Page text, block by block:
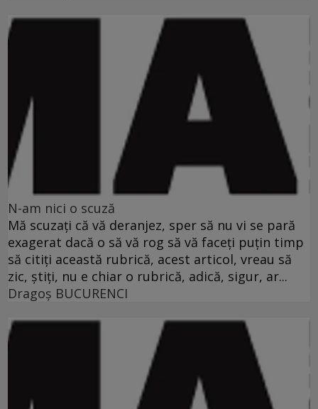
N-am nici o scuză
Mă scuzaţi că vă deranjez, sper să nu vi se pară
exagerat dacă o să vă rog să vă faceţi puţin timp
să citiţi această rubrică, acest articol, vreau să
zic, ştiţi, nu e chiar o rubrică, adică, sigur, ar...
Dragoş BUCURENCI